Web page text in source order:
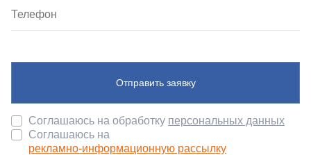
Отправить заявку
Соглашаюсь на обработку персональных данных
Соглашаюсь на
рекламно-информационную рассылку